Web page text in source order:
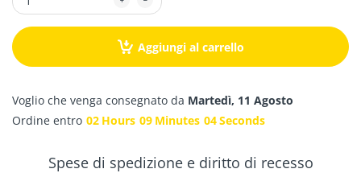
Aggiungi al carrello
Voglio che venga consegnato da Martedì, 11 Agosto
Ordine entro 02 Hours 09 Minutes 03Seconds
Spese di spedizione e diritto di recesso